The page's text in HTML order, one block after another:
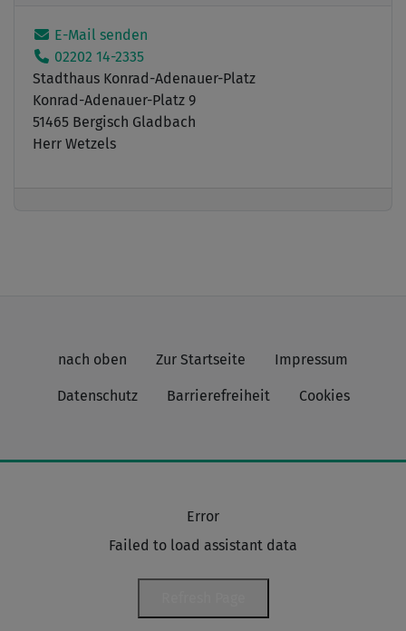
E-Mail senden
02202 14-2335
Stadthaus Konrad-Adenauer-Platz
Konrad-Adenauer-Platz 9
51465 Bergisch Gladbach
Herr Wetzels
nach oben Zur Startseite Impressum
Datenschutz Barrierefreiheit Cookies
Error
Failed to load assistant data